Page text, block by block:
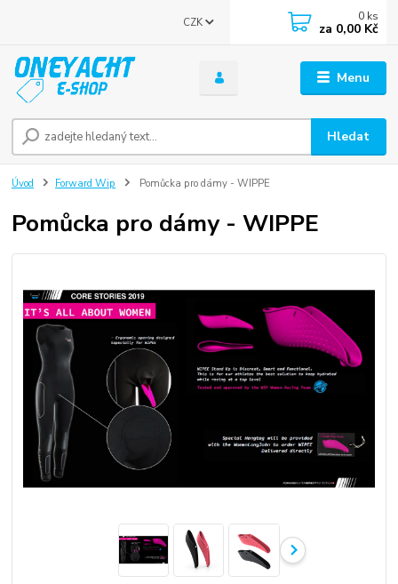
Menu
CZK
Hledat
0 ks
za 0,00 Kč
Úvod Forward Wip Pomůcka pro dámy - WIPPE
Pomůcka pro dámy - WIPPE